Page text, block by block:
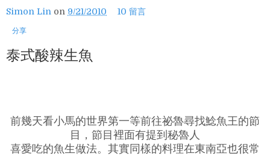
Simon Lin on 9/21/2010 10 留言
分享
泰式酸辣生魚
前幾天看小馬的世界第一等前往祕魯尋找鯰魚王的節
目，節目裡面有提到秘魯人
喜愛吃的魚生做法。其實同樣的料理在東南亞也很常